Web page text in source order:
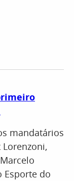
mandatários
Esporte do